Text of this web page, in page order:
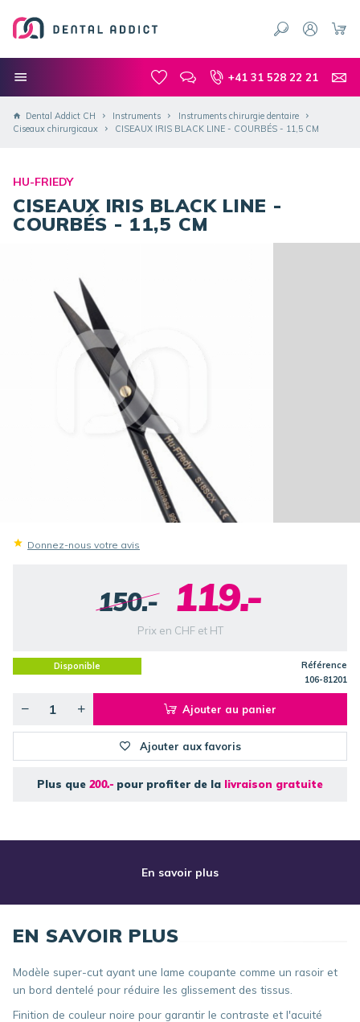
+41 31 528 22 21
Dental Addict CH Instruments
Instruments chirurgie dentaire
Ciseaux chirurgicaux
CISEAUX IRIS BLACK LINE - COURBÉS - 11,5 CM
HU-FRIEDY
CISEAUX IRIS BLACK LINE -
COURBÉS - 11,5 CM
Donnez-nous votre avis
150.- 119.-
Prix en CHF et HT
Disponible
Référence
106-81201
Ajouter au panier
Ajouter aux favoris
Plus que 200.- pour profiter de la livraison gratuite
En savoir plus
EN SAVOIR PLUS
Modèle super-cut ayant une lame coupante comme un rasoir et
un bord dentelé pour réduire les glissement des tissus.
Finition de couleur noire pour garantir le contraste et l'acuité